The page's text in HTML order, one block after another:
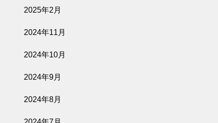
崎オーパ店の
ミュゼプラチ
社だったMPH
（株）が破産
2025年2月
2024年11月
2024年10月
2024年9月
2024年8月